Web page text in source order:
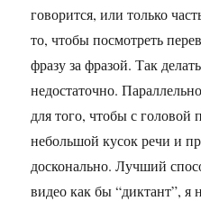
говорится, или только
то, чтобы посмотреть
фразу за фразой. Так
недостаточно.
для того, чтобы с головой
небольшой кусок речи и
досконально. Лучший
видео как бы “диктант”, я